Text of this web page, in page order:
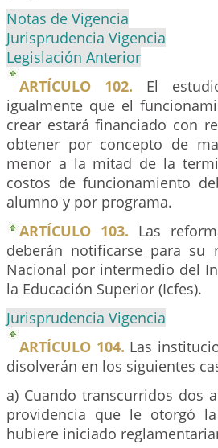
Notas de Vigencia
Jurisprudencia Vigencia
Legislación Anterior
ARTÍCULO 102. El
igualmente que el
crear estará financiado con
obtener por concepto de
menor a la mitad de la
costos de funcionamiento
alumno y por programa.
ARTÍCULO 103. Las
deberán notificarse para su
Nacional por intermedio del
la Educación Superior (Icfes).
Jurisprudencia Vigencia
ARTÍCULO 104. Las
disolverán en los siguientes
a) Cuando transcurridos dos
providencia que le otorgó
hubiere iniciado